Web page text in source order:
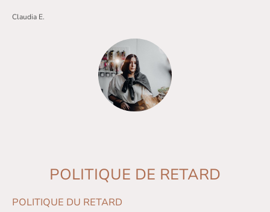
Claudia E.
POLITIQUE DE RETARD
POLITIQUE DU RETARD